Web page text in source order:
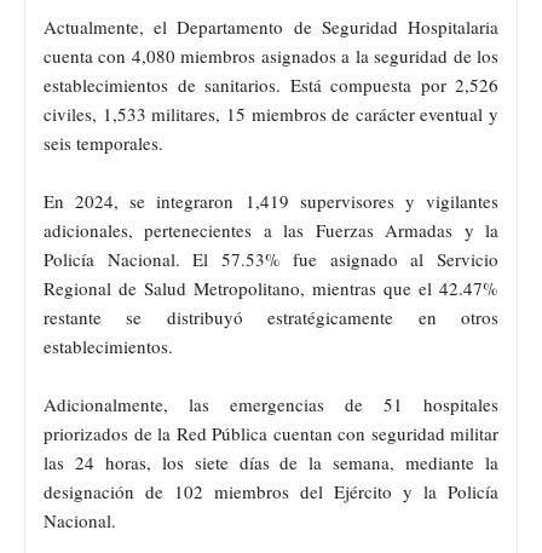
Actualmente, el Departamento de Seguridad Hospitalaria
cuenta con 4,080 miembros asignados a la seguridad de los
establecimientos de sanitarios. Está compuesta por 2,526
civiles, 1,533 militares, 15 miembros de carácter eventual y
seis temporales.
En 2024, se integraron 1,419 supervisores y vigilantes
adicionales, pertenecientes a las Fuerzas Armadas y la
Policía Nacional. El 57.53% fue asignado al Servicio
Regional de Salud Metropolitano, mientras que el 42.47%
restante se distribuyó estratégicamente en otros
establecimientos.
Adicionalmente, las emergencias de 51 hospitales
priorizados de la Red Pública cuentan con seguridad militar
las 24 horas, los siete días de la semana, mediante la
designación de 102 miembros del Ejército y la Policía
Nacional.